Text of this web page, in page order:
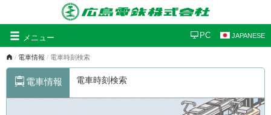
グ
ロ
ー
ル
ナ
メニュー PC JAPANESE
電車情報 電車時刻検索
電車情報 電車時刻検索